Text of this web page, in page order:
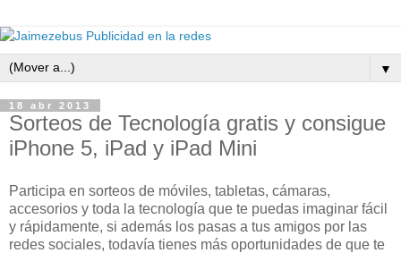
▼
18 abr 2013
Sorteos de Tecnología gratis y consigue
iPhone 5, iPad y iPad Mini
Participa en sorteos de móviles, tabletas, cámaras,
accesorios y toda la tecnología que te puedas imaginar fácil
y rápidamente, si además los pasas a tus amigos por las
redes sociales, todavía tienes más oportunidades de que te